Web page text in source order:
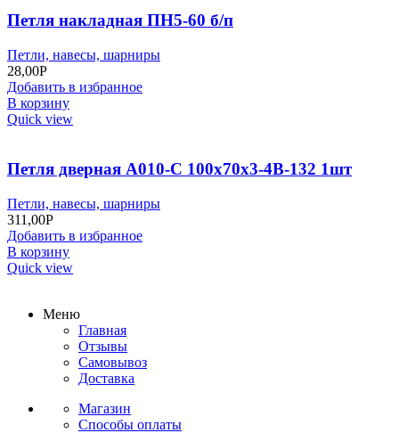
Петля накладная ПН5-60 б/п
Петли, навесы, шарниры
28,00Р
Добавить в избранное
В корзину
Quick view
Петля дверная A010-С 100х70х3-4В-132 1шт
Петли, навесы, шарниры
311,00Р
Добавить в избранное
В корзину
Quick view
Меню
Главная
Отзывы
Самовывоз
Доставка
Магазин
Способы оплаты